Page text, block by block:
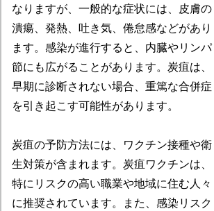
なりますが、一般的な症状には、皮膚の
潰瘍、発熱、吐き気、倦怠感などがあり
ます。感染が進行すると、内臓やリンパ
節にも広がることがあります。炭疽は、
早期に診断されない場合、重篤な合併症
を引き起こす可能性があります。
炭疽の予防方法には、ワクチン接種や衛
生対策が含まれます。炭疽ワクチンは、
特にリスクの高い職業や地域に住む人々
に推奨されています。また、感染リスク